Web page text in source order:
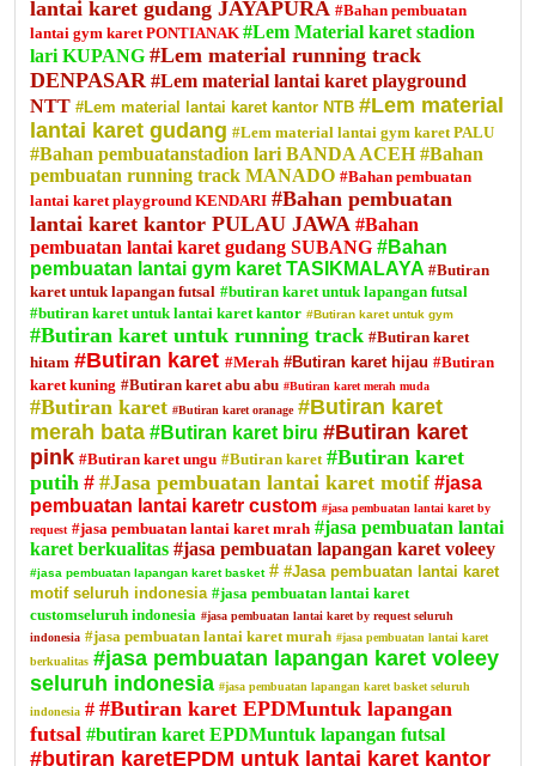
lantai karet gudang JAYAPURA #Bahan pembuatan
lantai gym karet PONTIANAK #Lem Material karet stadion
lari KUPANG #Lem material running track
DENPASAR #Lem material lantai karet playground
NTT #Lem material lantai karet kantor NTB #Lem material
lantai karet gudang #Lem material lantai gym karet PALU
#Bahan pembuatanstadion lari BANDA ACEH #Bahan
pembuatan running track MANADO #Bahan pembuatan
lantai karet playground KENDARI #Bahan pembuatan
lantai karet kantor PULAU JAWA #Bahan
pembuatan lantai karet gudang SUBANG #Bahan
pembuatan lantai gym karet TASIKMALAYA #Butiran
karet untuk lapangan futsal #butiran karet untuk lapangan futsal
#butiran karet untuk lantai karet kantor #Butiran karet untuk gym
#Butiran karet untuk running track #Butiran karet
hitam #Butiran karet #Merah #Butiran karet hijau #Butiran
karet kuning #Butiran karet abu abu #Butiran karet merah muda
#Butiran karet #Butiran karet oranage #Butiran karet
merah bata #Butiran karet biru #Butiran karet
pink #Butiran karet ungu #Butiran karet #Butiran karet
putih # #Jasa pembuatan lantai karet motif #jasa
pembuatan lantai karetr custom #jasa pembuatan lantai karet by
request #jasa pembuatan lantai karet mrah #jasa pembuatan lantai
karet berkualitas #jasa pembuatan lapangan karet voleey
#jasa pembuatan lapangan karet basket # #Jasa pembuatan lantai karet
motif seluruh indonesia #jasa pembuatan lantai karet
customseluruh indonesia #jasa pembuatan lantai karet by request seluruh
indonesia #jasa pembuatan lantai karet murah #jasa pembuatan lantai karet
berkualitas #jasa pembuatan lapangan karet voleey
seluruh indonesia #jasa pembuatan lapangan karet basket seluruh
indonesia # #Butiran karet EPDMuntuk lapangan
futsal #butiran karet EPDMuntuk lapangan futsal
#butiran karetEPDM untuk lantai karet kantor